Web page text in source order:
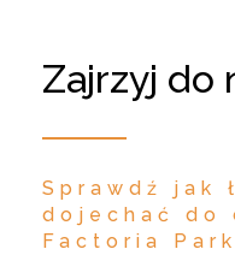
Zajrzyj do
Sprawdź jak
dojechać do
Factoria